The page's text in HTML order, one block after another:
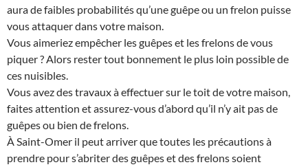
aura de faibles probabilités qu’une guêpe ou un frelon puisse
vous attaquer dans votre maison.
Vous aimeriez empêcher les guêpes et les frelons de vous
piquer ? Alors rester tout bonnement le plus loin possible de
ces nuisibles.
Vous avez des travaux à effectuer sur le toit de votre maison,
faites attention et assurez-vous d’abord qu’il n’y ait pas de
guêpes ou bien de frelons.
À Saint-Omer il peut arriver que toutes les précautions à
prendre pour s’abriter des guêpes et des frelons soient